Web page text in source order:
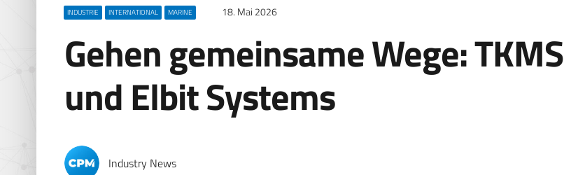
INDUSTRIE INTERNATIONAL MARINE 18. Mai 2026
Gehen gemeinsame Wege: TKMS
und Elbit Systems
Industry News